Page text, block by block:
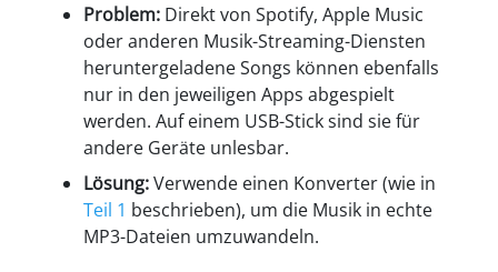
Problem: Direkt von Spotify, Apple Music
oder anderen Musik-Streaming-Diensten
heruntergeladene Songs können ebenfalls
nur in den jeweiligen Apps abgespielt
werden. Auf einem USB-Stick sind sie für
andere Geräte unlesbar.
Lösung:Verwende einen Konverter (wie in
Teil 1 beschrieben), um die Musik in echte
MP3-Dateien umzuwandeln.